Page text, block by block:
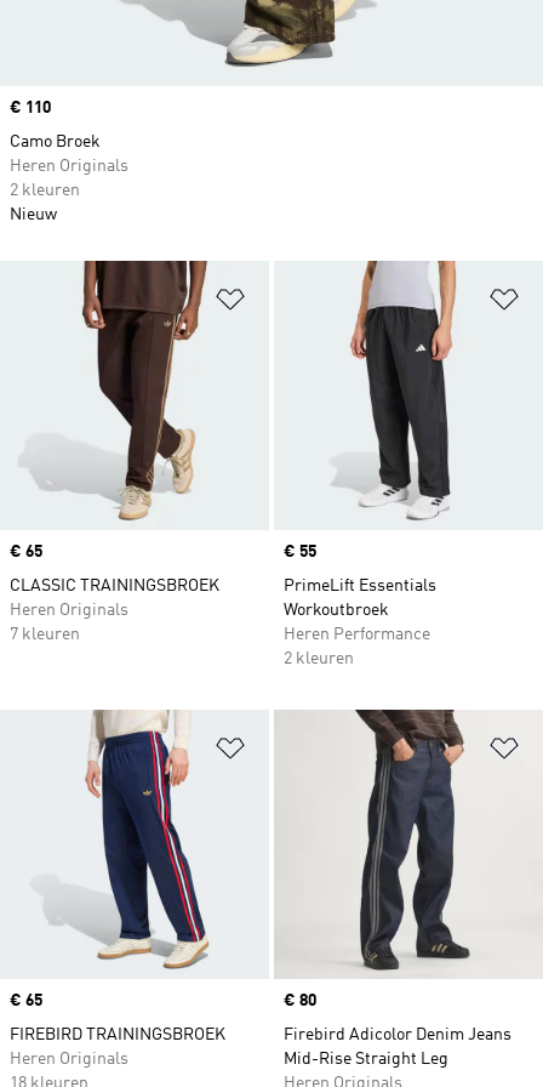
Op verlanglijst zetten
Price
€ 65
CLASSIC TRAININGSBROEK
Heren Originals
7 kleuren
Price
€ 55
PrimeLift Essentials
Workoutbroek
Heren Performance
2 kleuren
Op verlanglijst zetten
Price
€ 65
FIREBIRD TRAININGSBROEK
Heren Originals
18 kleuren
Price
€ 80
Firebird Adicolor Denim Jeans
Mid-Rise Straight Leg
Heren Originals
Price
€ 110
Camo Broek
Heren Originals
2 kleuren
Nieuw